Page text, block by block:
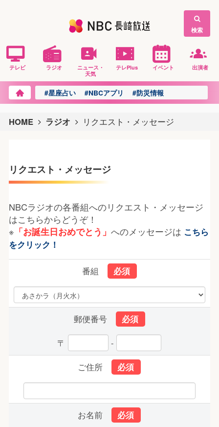
検索
テレビ ラジオ
ニュース・
天気
テレPlus イベント 出演者
#星座占い #NBCアプリ #防災情報
HOME ラジオ リクエスト・メッセージ
リクエスト・メッセージ
NBCラジオの各番組へのリクエスト・メッセージ
はこちらからどうぞ！
※ 「お誕生日おめでとう」 へのメッセージは こちら
をクリック！
番組
郵便番号
〒 -
ご住所
お名前